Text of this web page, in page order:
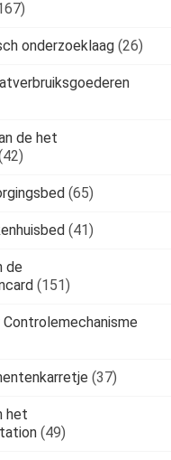
onderzoeklaag (26)
de het
(65)
(41)
de
(151)
(37)
het
(49)